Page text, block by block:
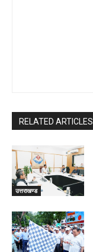
RELATED ARTICLES
उत्तराखण्ड